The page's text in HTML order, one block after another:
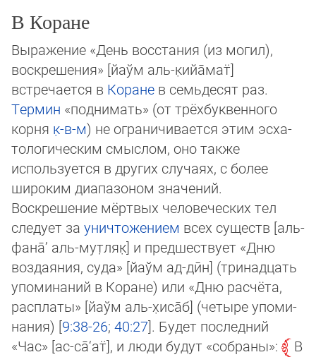
В Коране
Выражение «День восстания (из могил),
воскрешения» [йаўм аль-к̣ийа̄мат̈]
встречается в Коране в семьдесят раз.
Термин «поднимать» (от трёхбуквенного
корня к̣-в-м) не ог­раничивается этим эс­ха­
тологическим смыслом, оно так­же
используется в других слу­ча­ях, с более
широ­ким диа­па­зоном значений.
Воскрешение мёртвых чело­ве­чес­ких тел
следует за уничто­же­ни­ем всех существ [аль-
фана̄’ аль-мут̣ляк̣] и предшест­ву­ет «Дню
воз­даяния, суда» [йаўм ад-дӣн] (тринадцать
упоминаний в Коране) или «Дню рас­чё­та,
расп­ла­ты» [йаўм аль-х̣иса̄б] (четыре упо­ми­
на­ния) [9:38-26; 40:27]. Будет последний
«Час» [ас-са̄‘ат̈], и люди будут «собраны»:
В